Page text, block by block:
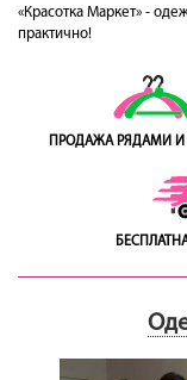
«Красотка Маркет» -
практично!
ПРОДАЖА РЯДАМИ И